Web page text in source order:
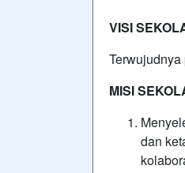
VISI
MISI
dan